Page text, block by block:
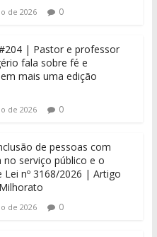
de 2026 0
| Pastor e professor
fala sobre fé e
mais uma edição
de 2026 0
de pessoas com
no serviço público e o
Lei nº 3168/2026 | Artigo
de 2026 0